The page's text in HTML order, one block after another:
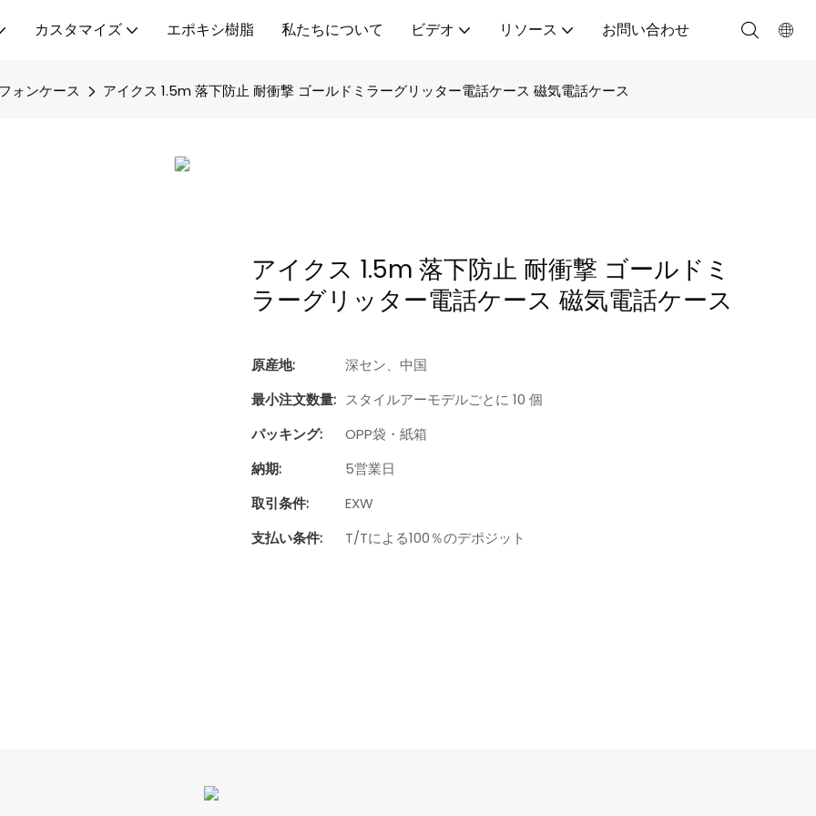
カスタマイズ エポキシ樹脂 私たちについて ビデオ リソース お問い合わせ
ォンケース アイクス 1.5m 落下防止 耐衝撃 ゴールドミラーグリッター電話ケース 磁気電話ケース
アイクス 1.5m 落下防止 耐衝撃 ゴールドミ
ラーグリッター電話ケース 磁気電話ケース
原産地:
深セン、中国
最小注文数量: スタイルアーモデルごとに 10 個
パッキング:
OPP袋・紙箱
納期:
5営業日
取引条件:
EXW
支払い条件:
T/Tによる100％のデポジット